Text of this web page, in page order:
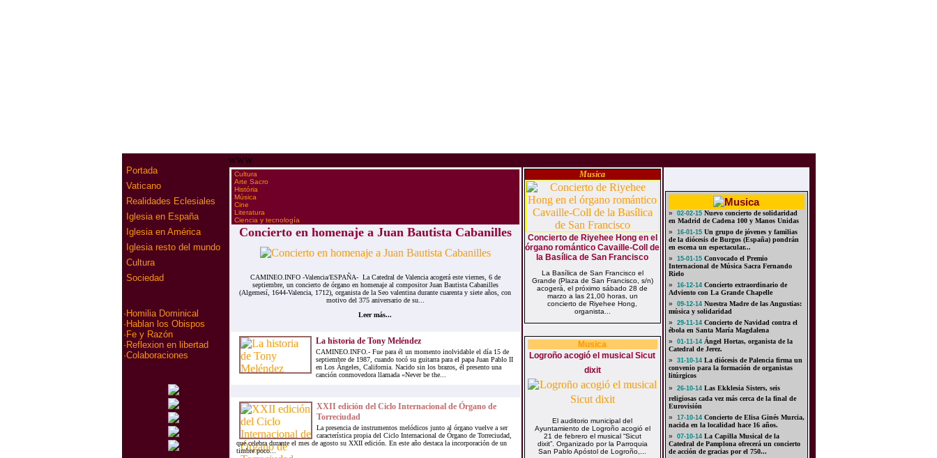
Portada
Vaticano
Realidades Eclesiales
Iglesia en España
Iglesia en América
Iglesia resto del mundo
Cultura
Sociedad
· Homilia Dominical
· Hablan los Obispos
· Fe y Razón
· Reflexion en libertad
·Colaboraciones
www
·Cultura
·Arte Sacro
·História
·Música
·Cine
·Literatura
·Ciencia y tecnología
Concierto en homenaje a Juan Bautista Cabanilles
CAMINEO.INFO -Valencia/ESPAÑA- La Catedral de Valencia acogerá este viernes, 6 de
septiembre, un concierto de órgano en homenaje al compositor Juan Bautista Cabanilles
(Algemesí, 1644-Valencia, 1712), organista de la Seo valentina durante cuarenta y siete años, con
motivo del 375 aniversario de su...
Leer más...
La historia de Tony Meléndez
CAMINEO.INFO.- Fue para él un momento inolvidable el día 15 de
septiembre de 1987, cuando tocó su guitarra para el papa Juan Pablo II
en Los Ángeles, California. Nacido sin los brazos, él presento una
canción conmovedora llamada «Never be the...
XXII edición del Ciclo Internacional de Órgano de
Torreciudad
La presencia de instrumentos melódicos junto al órgano vuelve a ser
característica propia del Ciclo Internacional de Órgano de Torreciudad,
que celebra durante el mes de agosto su XXII edición. En este año destaca la incorporación de un
timbre poco...
Musica
Concierto de Riyehee Hong en el
órgano romántico Cavaille-Coll de
la Basílica de San Francisco
La Basílica de San Francisco el
Grande (Plaza de San Francisco, s/n)
acogerá, el próximo sábado 28 de
marzo a las 21,00 horas, un
concierto de Riyehee Hong,
organista...
Musica
Logroño acogió el musical Sicut
dixit
El auditorio municipal del
Ayuntamiento de Logroño acogió el
21 de febrero el musical “Sicut
dixit”. Organizado por la Parroquia
San Pablo Apóstol de Logroño,...
» 02-02-15Nuevo concierto de solidaridad
en Madrid de Cadena 100 y Manos Unidas
»
16-01-15Un grupo de jóvenes y familias
de la diócesis de Burgos (España) pondrán
en escena un espectacular...
»
15-01-15Convocado el Premio
Internacional de Música Sacra Fernando
Rielo
»
16-12-14Concierto extraordinario de
Adviento con La Grande Chapelle
»
09-12-14Nuestra Madre de las Angustias:
música y solidaridad
»
29-11-14Concierto de Navidad contra el
ébola en Santa María Magdalena
»
01-11-14Ángel Hortas, organista de la
Catedral de Jerez.
»
31-10-14La diócesis de Palencia firma un
convenio para la formación de organistas
litúrgicos
»
26-10-14Las Ekklesia Sisters, seis
religiosas cada vez más cerca de la final de
Eurovisión
»
17-10-14Concierto de Elisa Ginés Murcia,
nacida en la localidad hace 16 años.
»
07-10-14La Capilla Musical de la
Catedral de Pamplona ofrecerá un concierto
de acción de gracias por el 750...